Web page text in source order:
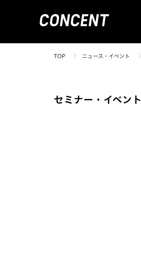
TOP ニュース・イベント
セミナー・イベント